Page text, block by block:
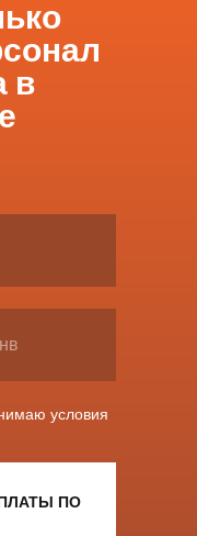
в
условия
ПО